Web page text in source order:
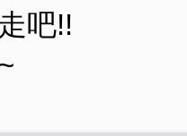
吧!!